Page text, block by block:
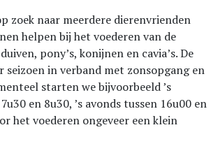
zoek naar meerdere dierenvrienden
helpen bij het voederen van de
pony’s, konijnen en cavia’s. De
seizoen in verband met zonsopgang en
starten we bijvoorbeeld ’s
en 8u30, ’s avonds tussen 16u00 en
het voederen ongeveer een klein